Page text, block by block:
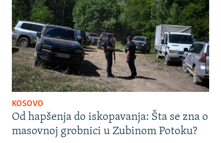
KOSOVO
Od hapšenja do iskopavanja: Šta se zna o
masovnoj grobnici u Zubinom Potoku?